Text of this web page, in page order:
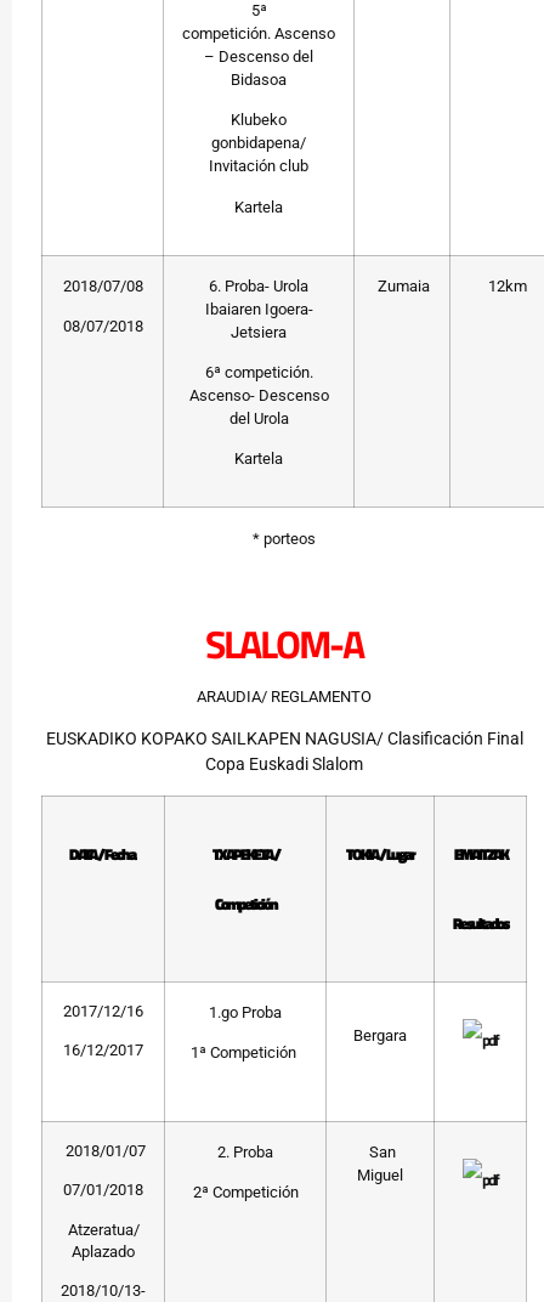
5ª
competición. Ascenso
– Descenso del
Bidasoa
Klubeko
gonbidapena/
Invitación club
Kartela
2018/07/08
08/07/2018
6. Proba- Urola
Ibaiaren Igoera-
Jetsiera
6ª competición.
Ascenso- Descenso
del Urola
Kartela
Zumaia 12km
* porteos
SLALOM-A
ARAUDIA/ REGLAMENTO
EUSKADIKO KOPAKO SAILKAPEN NAGUSIA/ Clasificación Final
Copa Euskadi Slalom
DATA / Fecha TXAPEKETA /
Competición
TOKIA / Lugar EMAITZAK
Resultados
2017/12/16
16/12/2017
1.go Proba
1ª Competición
Bergara
2018/01/07
07/01/2018
Atzeratua/
Aplazado
2018/10/13-
2. Proba
2ª Competición
San
Miguel